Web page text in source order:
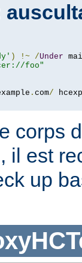
) !~ /Under
foo"
. com/
corps
il est
up